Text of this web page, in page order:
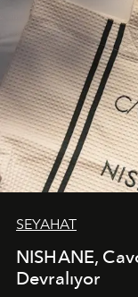
SEYAHAT
NISHANE,
Devralıyor